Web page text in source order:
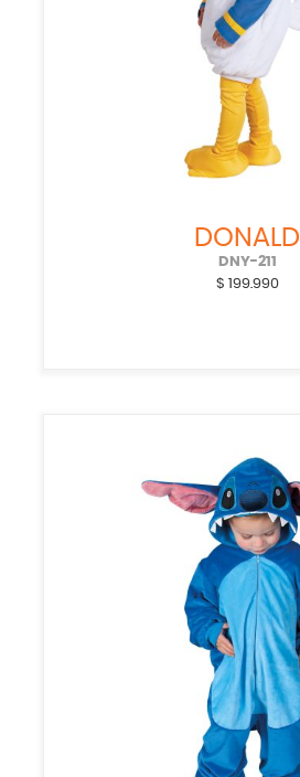
DONALD
DNY-211
$ 199.990